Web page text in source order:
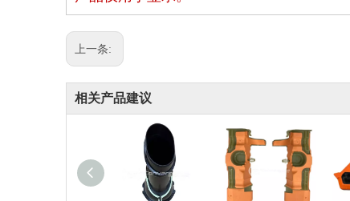
上一条:
相关产品建议